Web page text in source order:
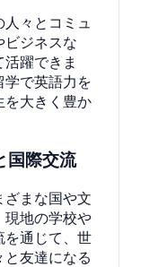
々とコミュ
ビジネスな
躍できま
で英語力を
を大きく豊か
国際交流
ざまな国や文
現地の学校や
を通じて、世
友達になる